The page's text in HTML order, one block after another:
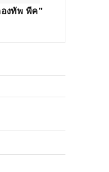
งทัพ พีค”